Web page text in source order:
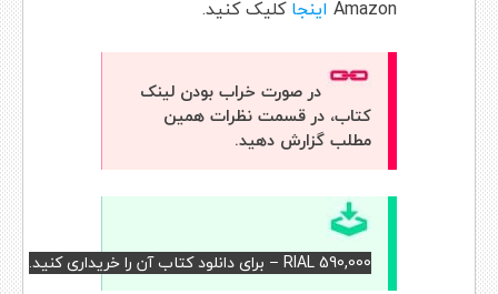
Amazon اینجاکلیک کنید.
در صورت خراب بودن لینک
کتاب، در قسمت نظرات همین
مطلب گزارش دهید.
RIAL 590,000 – برای دانلود کتاب آن را خریداری کنید.